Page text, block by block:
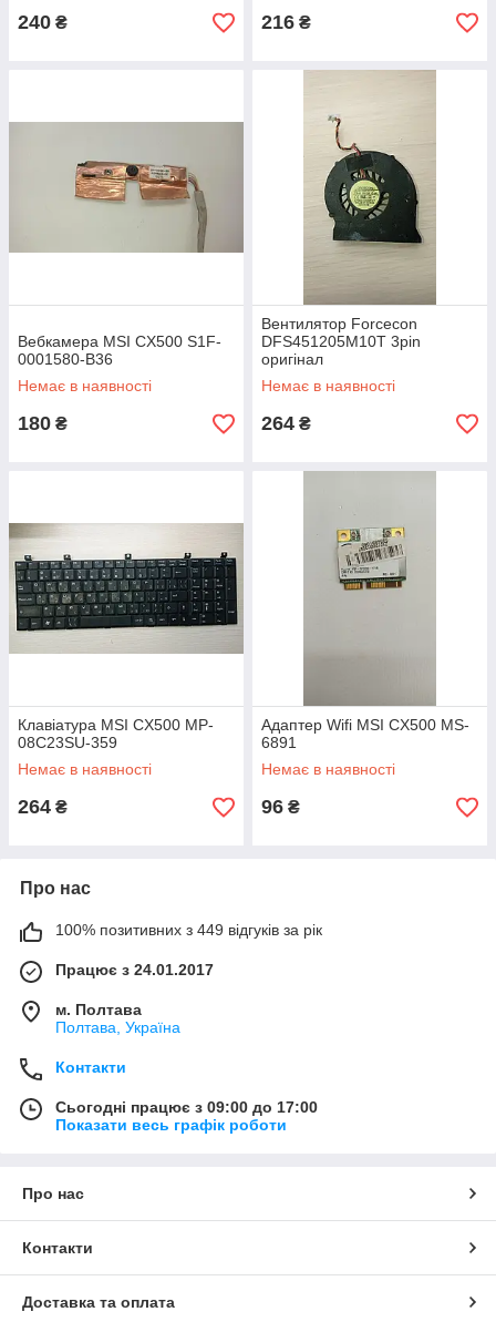
240 ₴ 216 ₴
Вебкамера MSI CX500 S1F-
0001580-B36
Немає в наявності
180 ₴
Вентилятор Forcecon
DFS451205M10T 3pin
оригінал
Немає в наявності
264 ₴
Клавіатура MSI CX500 MP-
08C23SU-359
Немає в наявності
264 ₴
Адаптер Wifi MSI CX500 MS-
6891
Немає в наявності
96 ₴
Про нас
100% позитивних з 449 відгуків за рік
Працює з 24.01.2017
м. Полтава
Полтава, Україна
Контакти
Сьогодні працює з 09:00 до 17:00
Показати весь графік роботи
Про нас
Контакти
Доставка та оплата